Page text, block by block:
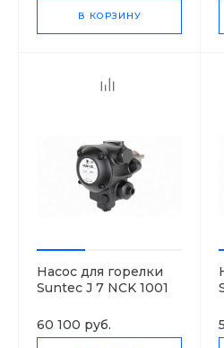
В КОРЗИНУ
Насос для горелки
Suntec J 7 NCK 1001
60 100 руб.